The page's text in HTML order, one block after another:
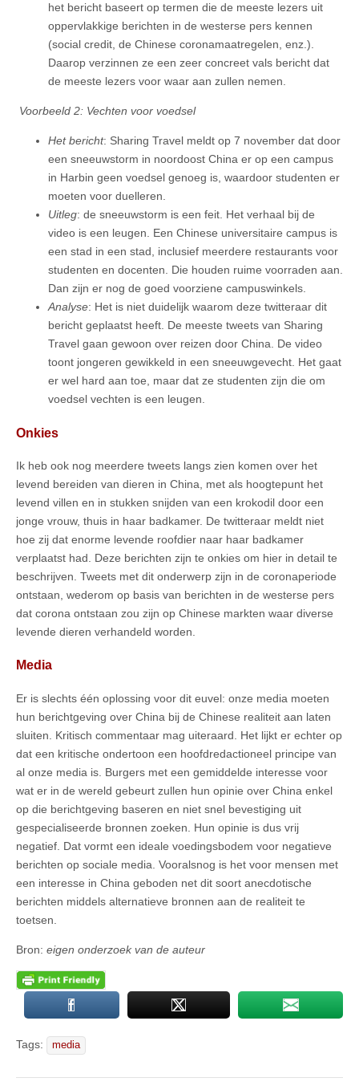
het bericht baseert op termen die de meeste lezers uit
oppervlakkige berichten in de westerse pers kennen
(social credit, de Chinese coronamaatregelen, enz.).
Daarop verzinnen ze een zeer concreet vals bericht dat
de meeste lezers voor waar aan zullen nemen.
Voorbeeld 2: Vechten voor voedsel
Het bericht: Sharing Travel meldt op 7 november dat door
een sneeuwstorm in noordoost China er op een campus
in Harbin geen voedsel genoeg is, waardoor studenten er
moeten voor duelleren.
Uitleg: de sneeuwstorm is een feit. Het verhaal bij de
video is een leugen. Een Chinese universitaire campus is
een stad in een stad, inclusief meerdere restaurants voor
studenten en docenten. Die houden ruime voorraden aan.
Dan zijn er nog de goed voorziene campuswinkels.
Analyse: Het is niet duidelijk waarom deze twitteraar dit
bericht geplaatst heeft. De meeste tweets van Sharing
Travel gaan gewoon over reizen door China. De video
toont jongeren gewikkeld in een sneeuwgevecht. Het gaat
er wel hard aan toe, maar dat ze studenten zijn die om
voedsel vechten is een leugen.
Onkies
Ik heb ook nog meerdere tweets langs zien komen over het
levend bereiden van dieren in China, met als hoogtepunt het
levend villen en in stukken snijden van een krokodil door een
jonge vrouw, thuis in haar badkamer. De twitteraar meldt niet
hoe zij dat enorme levende roofdier naar haar badkamer
verplaatst had. Deze berichten zijn te onkies om hier in detail te
beschrijven. Tweets met dit onderwerp zijn in de coronaperiode
ontstaan, wederom op basis van berichten in de westerse pers
dat corona ontstaan zou zijn op Chinese markten waar diverse
levende dieren verhandeld worden.
Media
Er is slechts één oplossing voor dit euvel: onze media moeten
hun berichtgeving over China bij de Chinese realiteit aan laten
sluiten. Kritisch commentaar mag uiteraard. Het lijkt er echter op
dat een kritische ondertoon een hoofdredactioneel principe van
al onze media is. Burgers met een gemiddelde interesse voor
wat er in de wereld gebeurt zullen hun opinie over China enkel
op die berichtgeving baseren en niet snel bevestiging uit
gespecialiseerde bronnen zoeken. Hun opinie is dus vrij
negatief. Dat vormt een ideale voedingsbodem voor negatieve
berichten op sociale media. Vooralsnog is het voor mensen met
een interesse in China geboden net dit soort anecdotische
berichten middels alternatieve bronnen aan de realiteit te
toetsen.
Bron: eigen onderzoek van de auteur
Tags: media